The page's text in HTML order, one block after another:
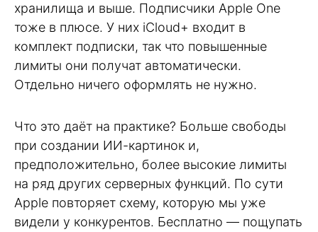
хранилища и выше. Подписчики Apple One
тоже в плюсе. У них iCloud+ входит в
комплект подписки, так что повышенные
лимиты они получат автоматически.
Отдельно ничего оформлять не нужно.
Что это даёт на практике? Больше свободы
при создании ИИ-картинок и,
предположительно, более высокие лимиты
на ряд других серверных функций. По сути
Apple повторяет схему, которую мы уже
видели у конкурентов. Бесплатно — пощупать